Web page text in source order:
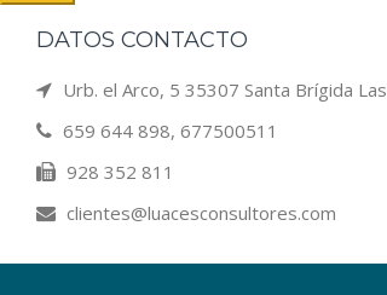
DATOS CONTACTO
Urb. el Arco, 5 35307 Santa Brígida
659 644 898, 677500511
928 352 811
clientes@luacesconsultores.com